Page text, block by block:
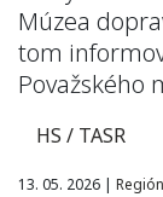
Múzea
tom
Považského
HS / TASR
13. 05. 2026 |